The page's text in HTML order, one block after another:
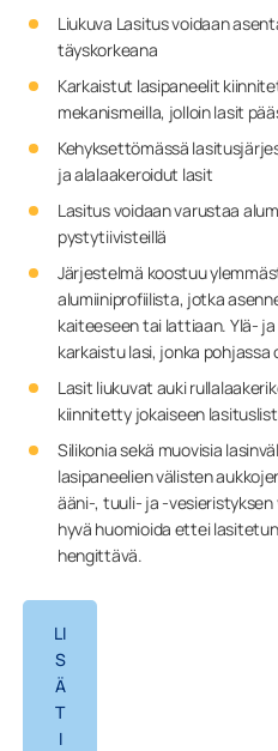
Liukuva Lasitus voidaan
täyskorkeana
Karkaistut lasipaneelit
mekanismeilla, jolloin lasit
Kehyksettömässä
ja alalaakeroidut lasit
Lasitus voidaan varustaa
pystytiivisteillä
Järjestelmä koostuu
alumiiniprofiilista, jotka
kaiteeseen tai lattiaan. Ylä-
karkaistu lasi, jonka pohjassa
Lasit liukuvat auki
kiinnitetty jokaiseen
Silikonia sekä muovisia
lasipaneelien välisten
ääni-, tuuli- ja -
hyvä huomioida ettei
hengittävä.
LI
S
Ä
T
I